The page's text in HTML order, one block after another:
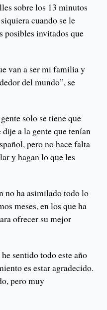
sobre los 13 minutos
cuando se le
posibles invitados que
van a ser mi familia y
del mundo”, se
solo se tiene que
a la gente que tenían
pero no hace falta
y hagan lo que les
no ha asimilado todo lo
meses, en los que ha
ofrecer su mejor
sentido todo este año
es estar agradecido.
pero muy